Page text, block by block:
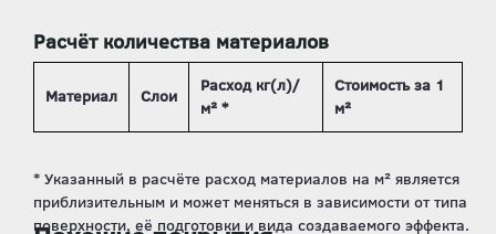
Расчёт количества материалов
Материал Слои
Расход кг(л)/
м² *
Стоимость за 1
м²